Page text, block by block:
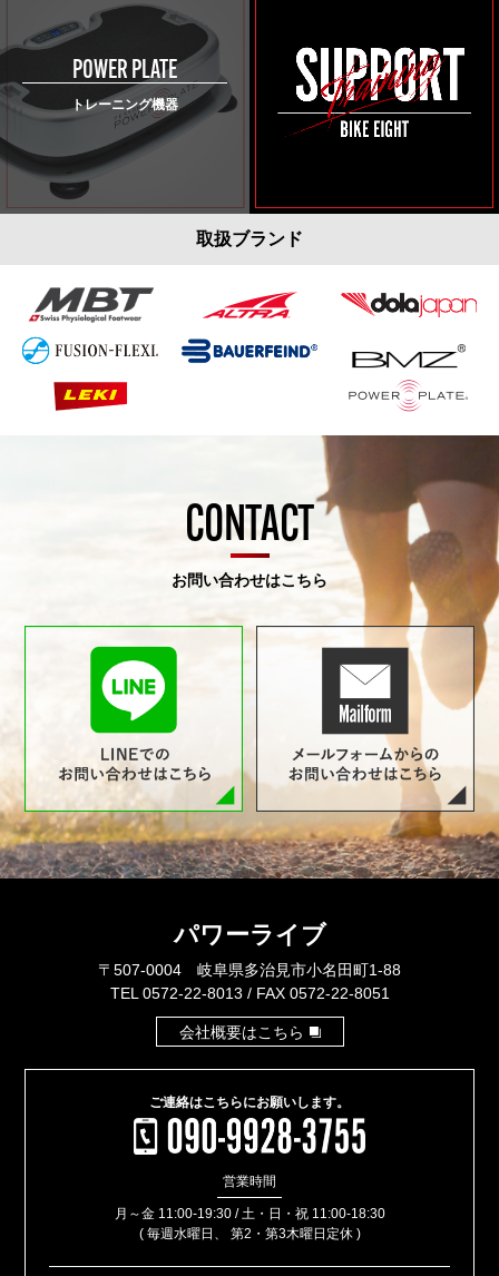
POWER PLATE
トレーニング機器
取扱ブランド
CONTACT
お問い合わせはこちら
パワーライブ
〒507-0004 岐阜県多治見市小名田町1-88
TEL 0572-22-8013 / FAX 0572-22-8051
会社概要はこちら
ご連絡はこちらにお願いします。
営業時間
月～金 11:00-19:30 / 土・日・祝 11:00-18:30
( 毎週水曜日、 第2・第3木曜日定休 )